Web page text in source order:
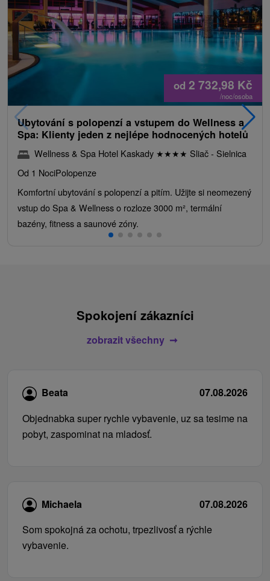
od 2 732,98 Kč
/noc/osoba
Ubytování s polopenzí a vstupem do Wellness a
Spa: Klienty jeden z nejlépe hodnocených hotelů
Wellness & Spa Hotel Kaskady ★★★★ Sliač - Sielnica
Od 1 NociPolopenze
Komfortní ubytování s polopenzí a pitím. Užijte si neomezený
vstup do Spa & Wellness o rozloze 3000 m², termální
bazény, fitness a saunové zóny.
Spokojení zákazníci
zobrazit všechny
Beata
07.08.2026
Objednabka super rychle vybavenie, uz sa tesime na
pobyt, zaspominat na mladosť.
Michaela
07.08.2026
Som spokojná za ochotu, trpezlivosť a rýchle
vybavenie.